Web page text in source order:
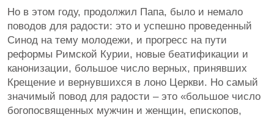
Но в этом году, продолжил Папа, было и немало
поводов для радости: это и успешно проведенный
Синод на тему молодежи, и прогресс на пути
реформы Римской Курии, новые беатификации и
канонизации, большое число верных, принявших
Крещение и вернувшихся в лоно Церкви. Но самый
значимый повод для радости – это «большое число
богопосвященных мужчин и женщин, епископов,